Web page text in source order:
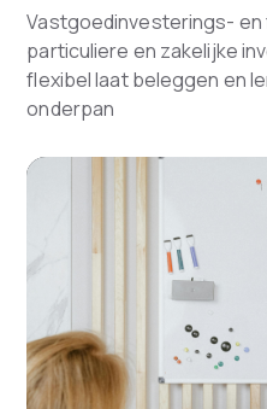
Vastgoedinvesterings-
particuliere en zakelijke
flexibel laat beleggen en
onderpan